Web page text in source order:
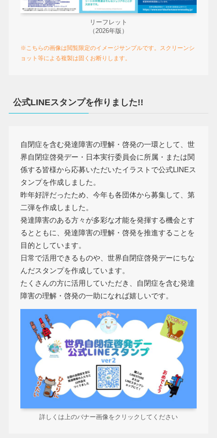
リーフレット
（2026年版）
※こちらの画像は閲覧限定のイメージサンプルです。スクリーンシ
ョット等による複製は固くお断りします。
公式LINEスタンプを作りました!!
自閉症を含む発達障害の理解・啓発の一環として、世
界自閉症啓発デー・日本実行委員会に所属・または関
係する皆様から応募いただいたイラストで公式LINEス
タンプを作成しました。
昨年好評だったため、今年も各団体から募集して、第
二弾を作成しました。
発達障害のある方々が多彩な才能を発揮する機会とす
るとともに、発達障害の理解・啓発を推進することを
目的としています。
日常で活用できるものや、世界自閉症啓発デーにちな
んだスタンプを作成しています。
たくさんの方に活用していただき、自閉症を含む発達
障害の理解・啓発の一助になれば嬉しいです。
詳しくは上のバナー画像をクリックしてください